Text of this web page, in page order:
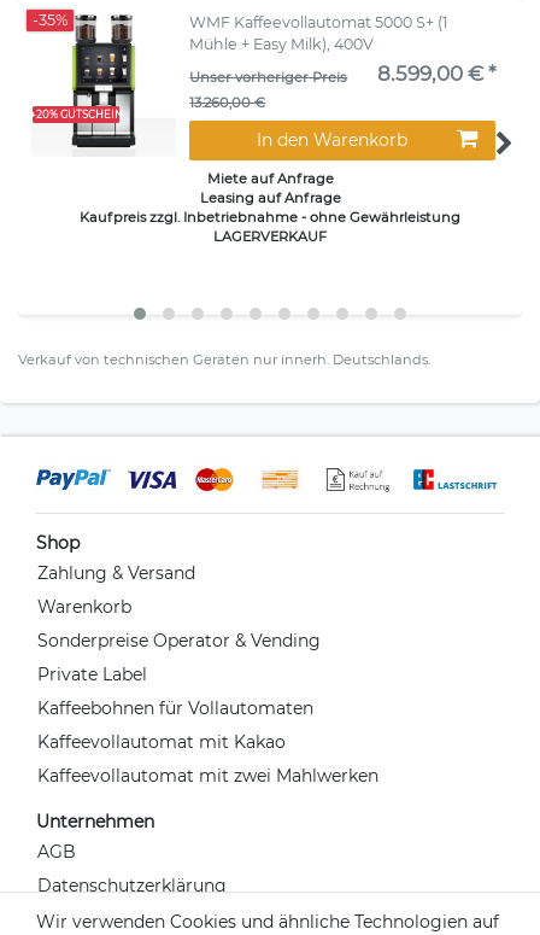
+20% GUTSCHEIN
-35%
WMF Kaffeevollautomat 5000 S+ (1
Mühle + Easy Milk), 400V
Unser vorheriger Preis
13.260,00 €
8.599,00 € *
In den Warenkorb
Miete auf Anfrage
Leasing auf Anfrage
Kaufpreis zzgl. Inbetriebnahme - ohne Gewährleistung
LAGERVERKAUF
Verkauf von technischen Geräten nur innerh. Deutschlands.
Shop
Zahlung & Versand
Warenkorb
Sonderpreise Operator & Vending
Private Label
Kaffeebohnen für Vollautomaten
Kaffeevollautomat mit Kakao
Kaffeevollautomat mit zwei Mahlwerken
Unternehmen
AGB
Datenschutzerklärung
Widerrufsrecht
Wir verwenden Cookies und ähnliche Technologien auf